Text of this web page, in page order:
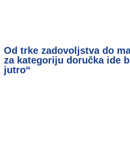
Od trke zadovoljstva do
za kategoriju doručka ide
jutro“